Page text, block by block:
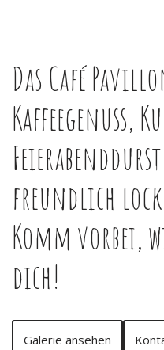
Das Café
Kaffeegenuss,
freundlich
Komm vorbei,
dich!
Galerie ansehen